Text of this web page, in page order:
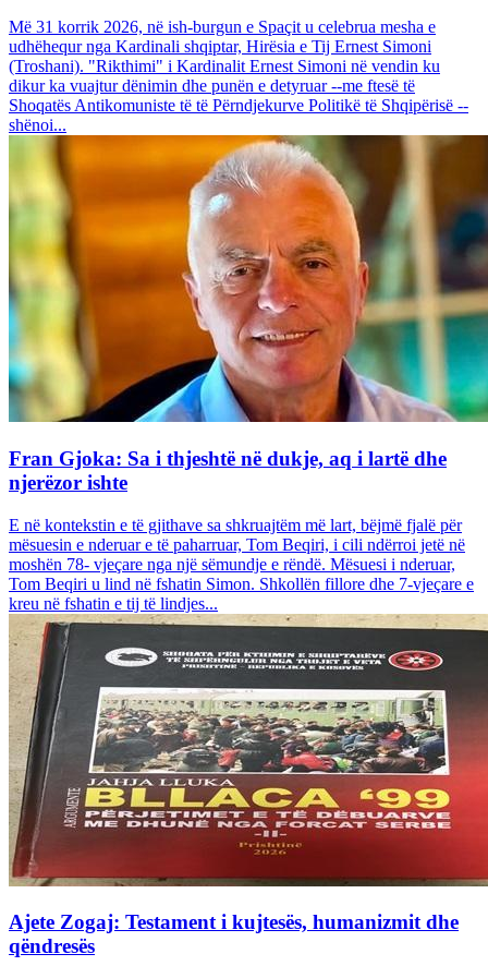
Më 31 korrik 2026, në ish-burgun e Spaçit u celebrua mesha e
udhëhequr nga Kardinali shqiptar, Hirësia e Tij Ernest Simoni
(Troshani). "Rikthimi" i Kardinalit Ernest Simoni në vendin ku
dikur ka vuajtur dënimin dhe punën e detyruar --me ftesë të
Shoqatës Antikomuniste të të Përndjekurve Politikë të Shqipërisë --
shënoi...
Fran Gjoka: Sa i thjeshtë në dukje, aq i lartë dhe
njerëzor ishte
E në kontekstin e të gjithave sa shkruajtëm më lart, bëjmë fjalë për
mësuesin e nderuar e të paharruar, Tom Beqiri, i cili ndërroi jetë në
moshën 78- vjeçare nga një sëmundje e rëndë. Mësuesi i nderuar,
Tom Beqiri u lind në fshatin Simon. Shkollën fillore dhe 7-vjeçare e
kreu në fshatin e tij të lindjes...
Ajete Zogaj: Testament i kujtesës, humanizmit dhe
qëndresës